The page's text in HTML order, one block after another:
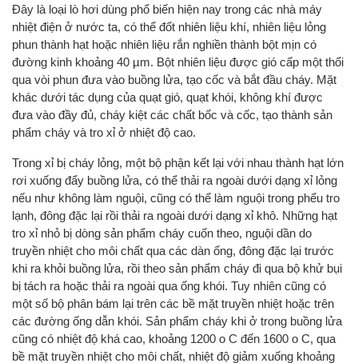
Đây là loại lò hơi dùng phổ biến hiện nay trong các nhà máy
nhiệt điện ở nước ta, có thể đốt nhiên liệu khí, nhiên liệu lỏng
phun thành hạt hoặc nhiên liệu rắn nghiền thành bột mịn có
đường kinh khoảng 40 µm. Bột nhiên liệu được gió cấp một thổi
qua vòi phun đưa vào buồng lửa, tạo cốc và bắt đầu cháy. Mặt
khác dưới tác dụng của quạt gió, quạt khói, không khí được
đưa vào đầy đủ, cháy kiệt các chất bốc và cốc, tạo thành sản
phẩm cháy và tro xỉ ở nhiệt độ cao.
Trong xỉ bị cháy lỏng, một bộ phận kết lại với nhau thành hạt lớn
rơi xuống đẩy buồng lửa, có thể thải ra ngoài dưới dạng xỉ lỏng
nếu như không làm nguội, cũng có thể làm nguội trong phểu tro
lạnh, đông đặc lại rồi thải ra ngoài dưới dạng xỉ khô. Những hạt
tro xỉ nhỏ bị dòng sản phẩm cháy cuốn theo, nguội dần do
truyền nhiệt cho môi chất qua các dàn ống, đông đặc lại trước
khi ra khỏi buồng lửa, rồi theo sản phẩm cháy đi qua bộ khử bụi
bị tách ra hoặc thải ra ngoài qua ống khói. Tuy nhiên cũng có
một số bộ phân bám lại trên các bề mặt truyền nhiệt hoặc trên
các đường ống dẫn khói. Sản phẩm cháy khi ở trong buồng lửa
cũng có nhiệt độ khá cao, khoảng 1200 o C đến 1600 o C, qua
bề mặt truyền nhiệt cho môi chất, nhiệt độ giảm xuống khoảng